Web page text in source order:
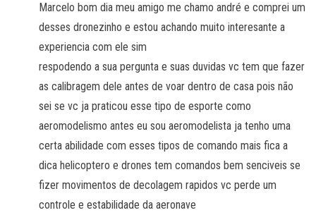
Marcelo bom dia meu amigo me chamo andré e comprei um
desses dronezinho e estou achando muito interesante a
experiencia com ele sim
respodendo a sua pergunta e suas duvidas vc tem que fazer
as calibragem dele antes de voar dentro de casa pois não
sei se vc ja praticou esse tipo de esporte como
aeromodelismo antes eu sou aeromodelista ja tenho uma
certa abilidade com esses tipos de comando mais fica a
dica helicoptero e drones tem comandos bem senciveis se
fizer movimentos de decolagem rapidos vc perde um
controle e estabilidade da aeronave